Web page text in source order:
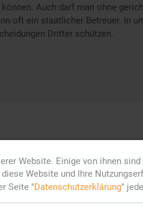
Auch darf man ohne
oft ein staatlicher Betreuer. In
Dritter schützen.
Dienstag,14.07.2026
Website. Einige von ihnen
Website und Ihre
Seite "Datenschutzerklärung"